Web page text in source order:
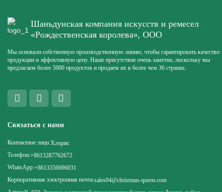
Шаньдунская компания искусств и ремесел
«Рождественская королева», ООО
Мы основали собственную производственную линию, чтобы гарантировать качество
продукции и эффективную цену. Наше присутствие очень заметно, поскольку мы
предлагаем более 5000 продуктов и продаем их в более чем 36 странах.
Связаться с нами
Контактное лицо:Хлорис
Телефон:+8613287762672
WhatsApp:+8613356696031
Корпоративная электронная почта:sales04@christmas-queen.com